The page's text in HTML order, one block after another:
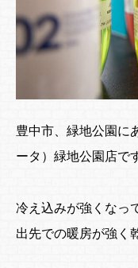
豊中市、緑地公園に
ータ）緑地公園店です
冷え込みが強くなっ
出先での暖房が強く